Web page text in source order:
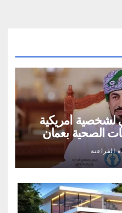
لشخصية أمريكية
الصحية بعمان
الفراعنة